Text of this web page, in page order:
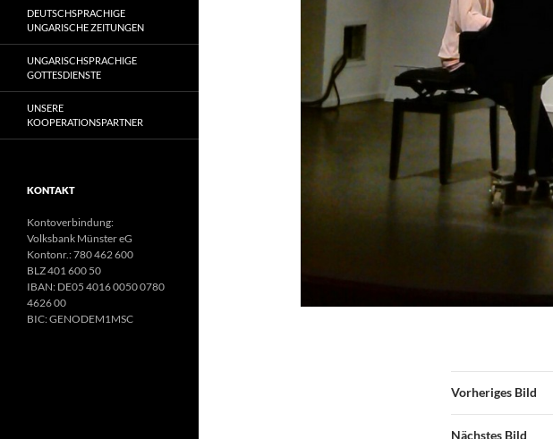
Vorheriges Bild
Nächstes Bild
DEUTSCHSPRACHIGE
UNGARISCHE ZEITUNGEN
UNGARISCHSPRACHIGE
GOTTESDIENSTE
UNSERE
KOOPERATIONSPARTNER
KONTAKT
Kontoverbindung:
Volksbank Münster eG
Kontonr.: 780 462 600
BLZ 401 600 50
IBAN: DE05 4016 0050 0780
4626 00
BIC: GENODEM1MSC